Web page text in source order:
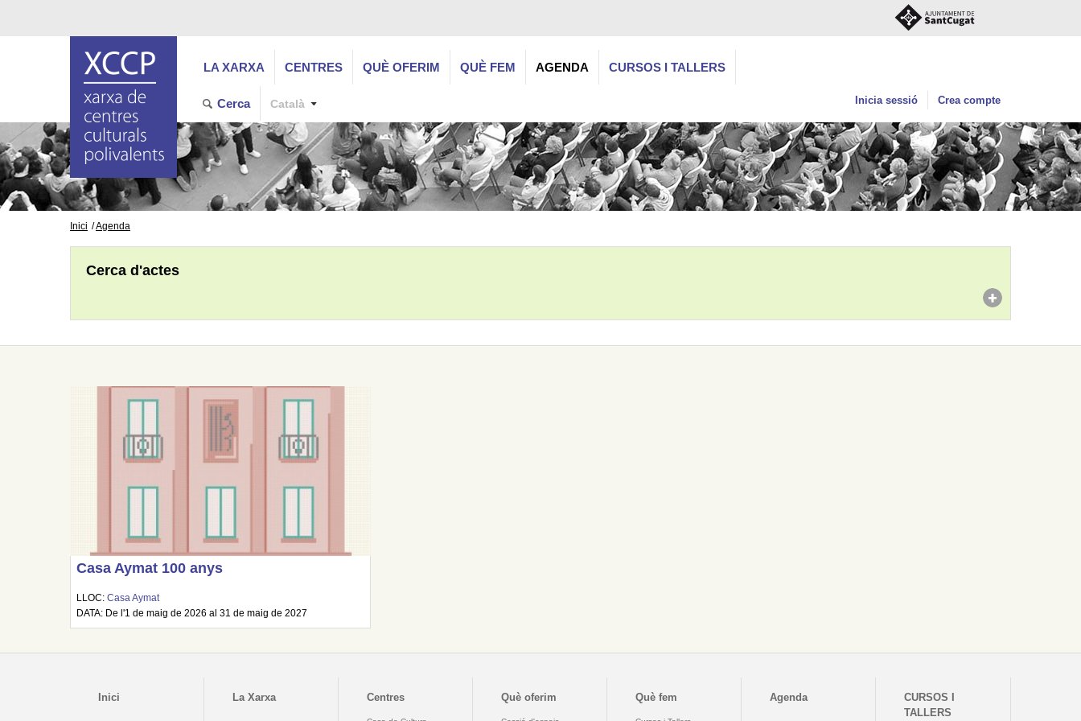
LA XARXA CENTRES QUÈ OFERIM QUÈ FEM AGENDA CURSOS I TALLERS
Cerca Català Inicia sessió Crea compte
Inici Agenda
Cerca d'actes
Casa Aymat 100 anys
LLOC:Casa Aymat
DATA: De l'1 de maig de 2026 al 31 de maig de 2027
Inici La Xarxa Centres Què oferim Què fem Agenda
CURSOS I
TALLERS